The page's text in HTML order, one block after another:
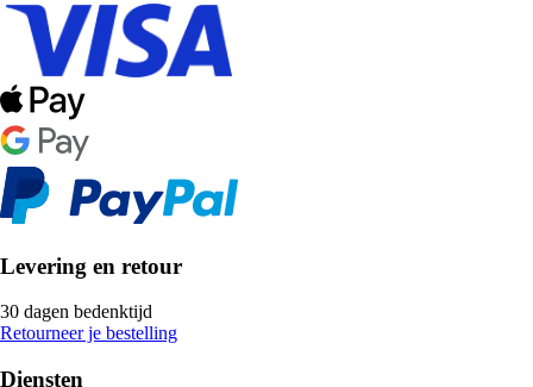
Levering en retour
30 dagen bedenktijd
Retourneer je bestelling
Diensten